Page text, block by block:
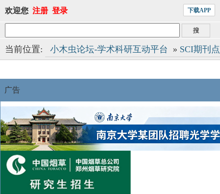
欢迎您 注册 登录 下载APP
当前位置: 小木虫论坛-学术科研互动平台 » SCI期刊
广告